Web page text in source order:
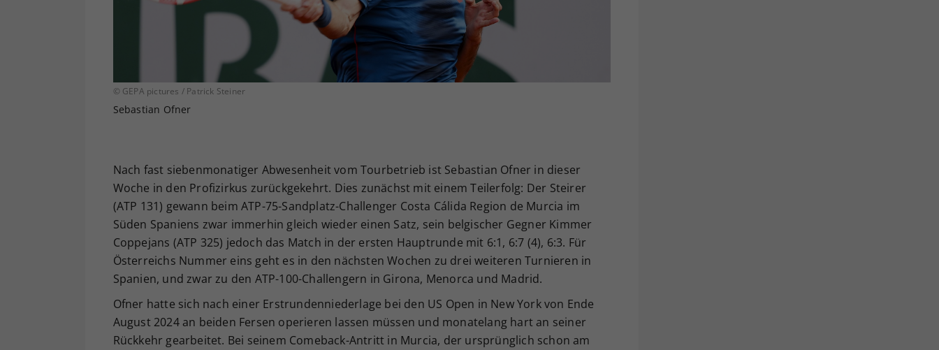
© GEPA pictures / Patrick Steiner
Sebastian Ofner
Nach fast siebenmonatiger Abwesenheit vom Tourbetrieb ist Sebastian Ofner in dieser
Woche in den Profizirkus zurückgekehrt. Dies zunächst mit einem Teilerfolg: Der Steirer
(ATP 131) gewann beim ATP-75-Sandplatz-Challenger Costa Cálida Region de Murcia im
Süden Spaniens zwar immerhin gleich wieder einen Satz, sein belgischer Gegner Kimmer
Coppejans (ATP 325) jedoch das Match in der ersten Hauptrunde mit 6:1, 6:7 (4), 6:3. Für
Österreichs Nummer eins geht es in den nächsten Wochen zu drei weiteren Turnieren in
Spanien, und zwar zu den ATP-100-Challengern in Girona, Menorca und Madrid.
Ofner hatte sich nach einer Erstrundenniederlage bei den US Open in New York von Ende
August 2024 an beiden Fersen operieren lassen müssen und monatelang hart an seiner
Rückkehr gearbeitet. Bei seinem Comeback-Antritt in Murcia, der ursprünglich schon am
Ihrer vorgenommen Einstellungen, falls der
Webseiten-Betreiber dies eingestellt hat.